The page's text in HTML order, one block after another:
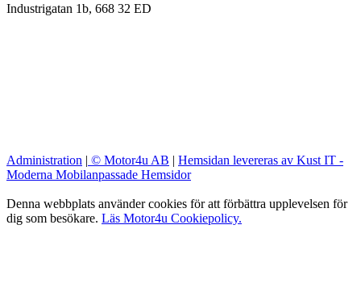
Industrigatan 1b, 668 32 ED
Administration | © Motor4u AB | Hemsidan levereras av Kust IT -
Moderna Mobilanpassade Hemsidor
Denna webbplats använder cookies för att förbättra upplevelsen för
dig som besökare. Läs Motor4u Cookiepolicy.